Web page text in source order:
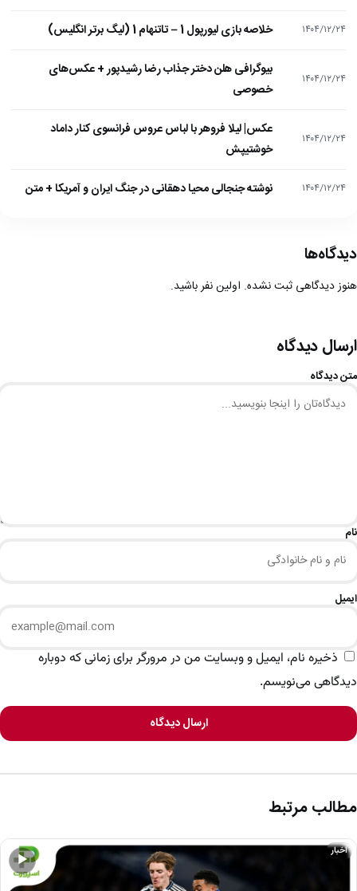
۱۴۰۴/۱۲/۲۴ خلاصه بازی لیورپول 1 – تاتنهام 1 (لیگ برتر انگلیس)
۱۴۰۴/۱۲/۲۴
بیوگرافی هلن دختر جذاب رضا رشیدپور + عکس‌های
خصوصی
۱۴۰۴/۱۲/۲۴
عکس| لیلا فروهر با لباس عروس فرانسوی کنار داماد
خوشتیپش
۱۴۰۴/۱۲/۲۴ نوشته جنجالی محیا دهقانی در جنگ ایران و آمریکا + متن
دیدگاه‌ها
هنوز دیدگاهی ثبت نشده. اولین نفر باشید.
ارسال دیدگاه
متن دیدگاه
نام
ایمیل
ذخیره نام، ایمیل و وبسایت من در مرورگر برای زمانی که دوباره
دیدگاهی می‌نویسم.
ارسال دیدگاه
مطالب مرتبط
▶
اخبار